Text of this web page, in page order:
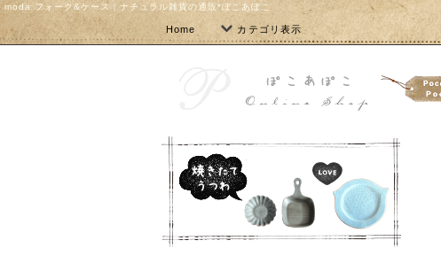
moda フォーク&ケース｜ナチュラル雑貨の通販*ぽこあぽこ
Home カテゴリ表示